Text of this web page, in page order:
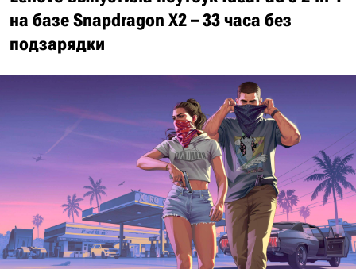
на базе Snapdragon X2 – 33 часа без
подзарядки